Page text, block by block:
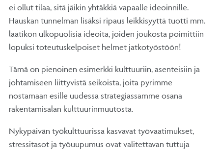
ei ollut tilaa, sitä jäikin yhtäkkiä vapaalle ideoinnille.
Hauskan tunnelman lisäksi ripaus leikkisyyttä tuotti mm.
laatikon ulkopuolisia ideoita, joiden joukosta poimittiin
lopuksi toteutuskelpoiset helmet jatkotyöstöön!
Tämä on pienoinen esimerkki kulttuuriin, asenteisiin ja
johtamiseen liittyvistä seikoista, joita pyrimme
nostamaan esille uudessa strategiassamme osana
rakentamisalan kulttuurinmuutosta.
Nykypäivän työkulttuurissa kasvavat työvaatimukset,
stressitasot ja työuupumus ovat valitettavan tuttuja